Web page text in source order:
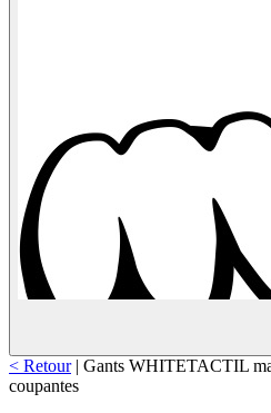
< Retour | Gants WHITETACTIL
coupantes